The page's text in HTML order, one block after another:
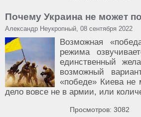
Почему Украина не может
Александр Неукропный, 08 сентября 2022
Возможная
режима
единственный
возможный
«победе» Киева не
дело вовсе не в армии, или
Просмотров: 3082